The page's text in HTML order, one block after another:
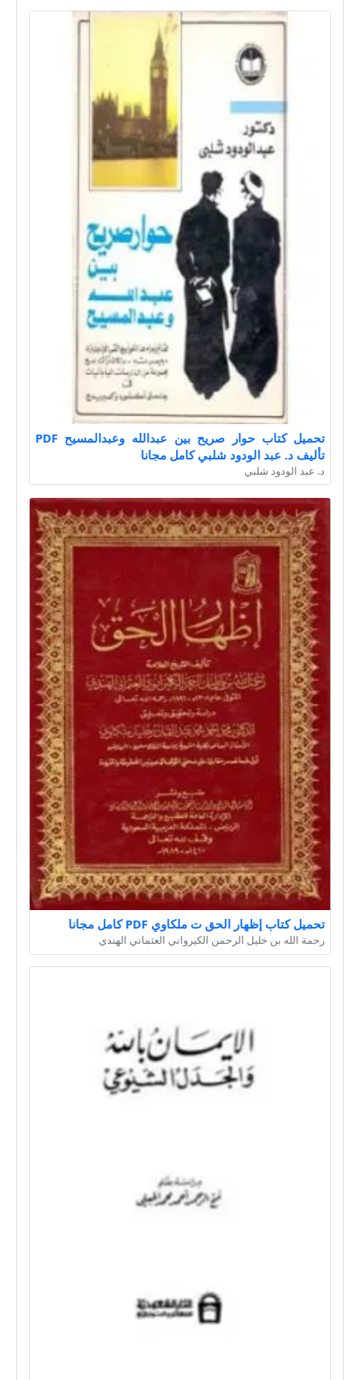
تحميل كتاب حوار صريح بين عبدالله وعبدالمسيح PDF
تأليف د. عبد الودود شلبي كامل مجانا
د. عبد الودود شلبي
تحميل كتاب إظهار الحق ت ملكاوي PDF كامل مجانا
رحمة الله بن خليل الرحمن الكيرواني العثماني الهندي